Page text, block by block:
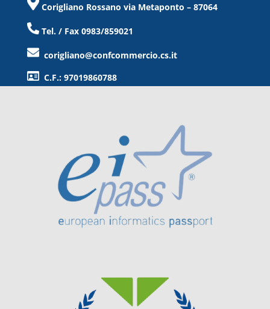
Corigliano Rossano via Metaponto – 87064
Tel. / Fax 0983/859021
corigliano@confcommercio.cs.it
C.F.: 97019860788